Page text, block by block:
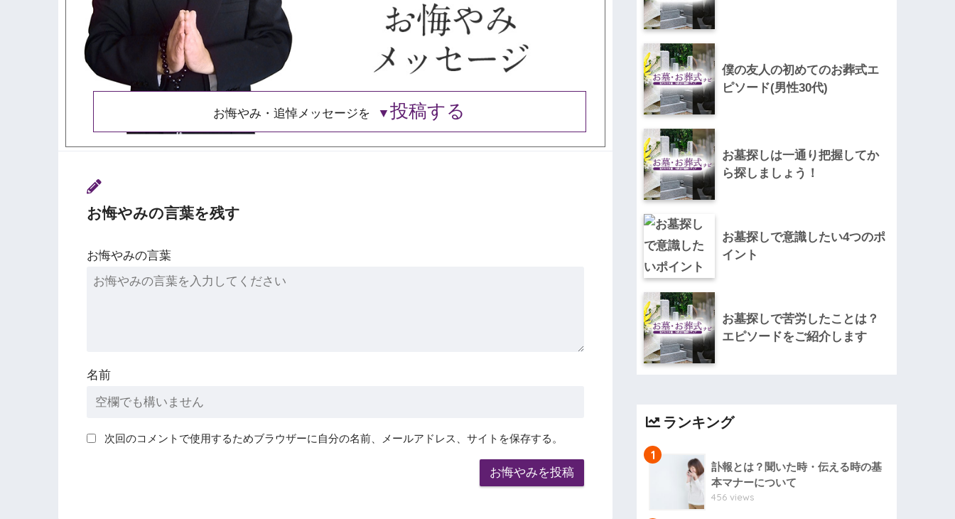
お悔やみ・追悼メッセージを 投稿する
お悔やみの言葉を残す
お悔やみの言葉
名前
次回のコメントで使用するためブラウザーに自分の名前、メールアドレス、サイトを保存する。
僕の友人の初めてのお葬式エ
ピソード(男性30代)
お墓探しは一通り把握してか
ら探しましょう！
お墓探しで意識したい4つのポ
イント
お墓探しで苦労したことは？
エピソードをご紹介します
ランキング
1
訃報とは？聞いた時・伝える時の基
本マナーについて
456 views